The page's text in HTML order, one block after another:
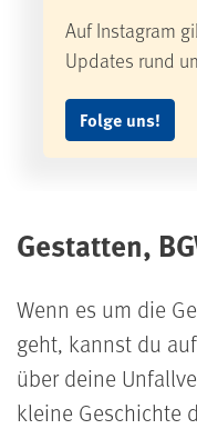
Auf Instagram
Updates rund
Folge uns!
Gestatten,
Wenn es um die
geht, kannst du
über deine
kleine Geschichte